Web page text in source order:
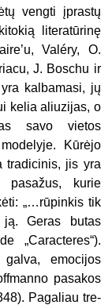
vengti įprastų
literatūrinę
Valéry, O.
J. Boschu ir
kalbamasi, jų
kelia aliuzijas, o
savo vietos
Kūrėjo
tradicinis, jis yra
pasažus, ku­rie
„…rūpinkis tik
Geras butas
„Caracteres“).
emocijos
pasakos
Pagaliau tre­